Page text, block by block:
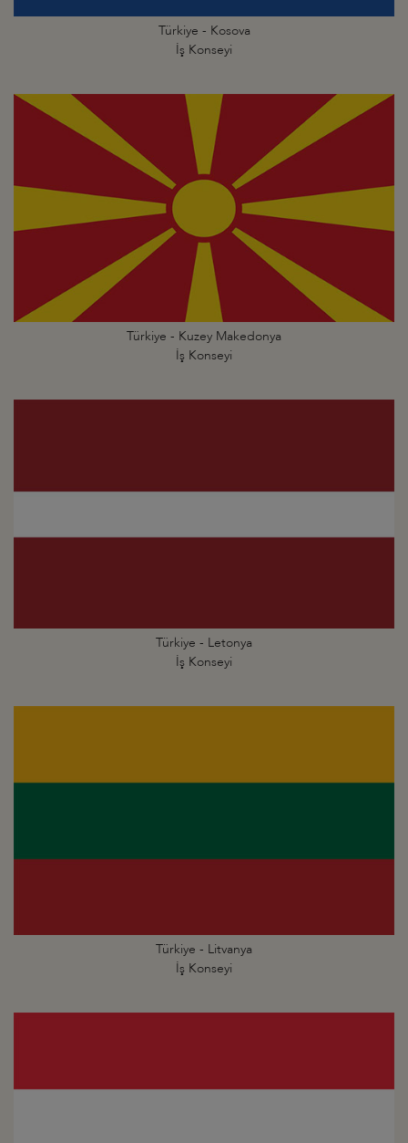
Türkiye - Kosova
İş Konseyi
Türkiye - Kuzey Makedonya
İş Konseyi
Türkiye - Letonya
İş Konseyi
Türkiye - Litvanya
İş Konseyi